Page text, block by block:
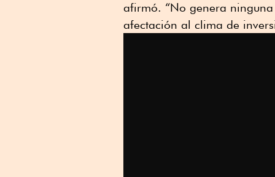
afirmó. “No genera
afectación al clima de